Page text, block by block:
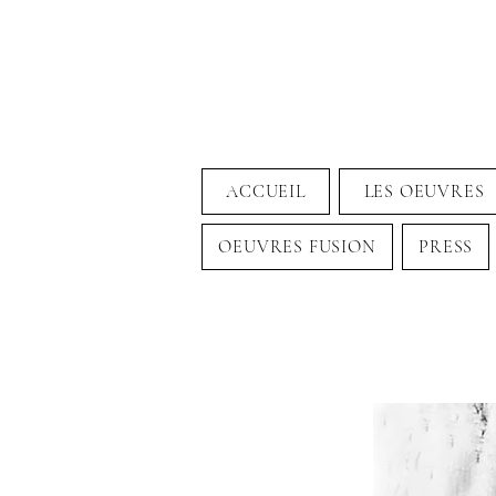
ACCUEIL LES OEUVRES
OEUVRES FUSION PRESS